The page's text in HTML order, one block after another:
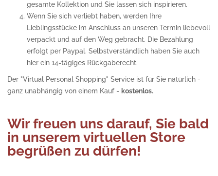
gesamte Kollektion und Sie lassen sich inspirieren.
Wenn Sie sich verliebt haben, werden Ihre
Lieblingsstücke im Anschluss an unseren Termin liebevoll
verpackt und auf den Weg gebracht. Die Bezahlung
erfolgt per Paypal. Selbstverständlich haben Sie auch
hier ein 14-tägiges Rückgaberecht.
Der "Virtual Personal Shopping" Service ist für Sie natürlich -
ganz unabhängig von einem Kauf - kostenlos.
Wir freuen uns darauf, Sie bald
in unserem virtuellen Store
begrüßen zu dürfen!